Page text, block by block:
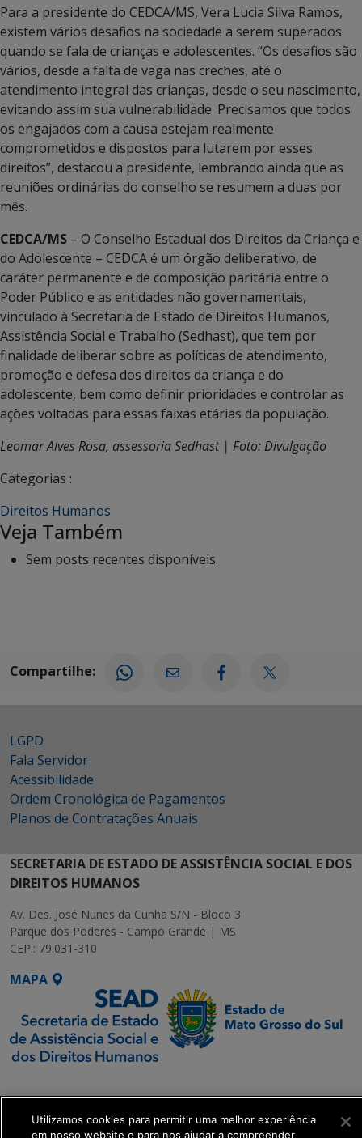
Para a presidente do CEDCA/MS, Vera Lucia Silva Ramos,
existem vários desafios na sociedade a serem superados
quando se fala de crianças e adolescentes. “Os desafios são
vários, desde a falta de vaga nas creches, até o
atendimento integral das crianças, desde o seu nascimento,
evitando assim sua vulnerabilidade. Precisamos que todos
os engajados com a causa estejam realmente
comprometidos e dispostos para lutarem por esses
direitos”, destacou a presidente, lembrando ainda que as
reuniões ordinárias do conselho se resumem a duas por
mês.
CEDCA/MS – O Conselho Estadual dos Direitos da Criança e
do Adolescente – CEDCA é um órgão deliberativo, de
caráter permanente e de composição paritária entre o
Poder Público e as entidades não governamentais,
vinculado à Secretaria de Estado de Direitos Humanos,
Assistência Social e Trabalho (Sedhast), que tem por
finalidade deliberar sobre as políticas de atendimento,
promoção e defesa dos direitos da criança e do
adolescente, bem como definir prioridades e controlar as
ações voltadas para essas faixas etárias da população.
Leomar Alves Rosa, assessoria Sedhast | Foto: Divulgação
Categorias :
Direitos Humanos
Veja Também
Sem posts recentes disponíveis.
Compartilhe:
LGPD
Fala Servidor
Acessibilidade
Ordem Cronológica de Pagamentos
Planos de Contratações Anuais
SECRETARIA DE ESTADO DE ASSISTÊNCIA SOCIAL E DOS
DIREITOS HUMANOS
Av. Des. José Nunes da Cunha S/N - Bloco 3
Parque dos Poderes - Campo Grande | MS
CEP.: 79.031-310
MAPA
Executiva de
Transformação Digital
Utilizamos cookies para permitir uma melhor experiência
em nosso website e para nos ajudar a compreender